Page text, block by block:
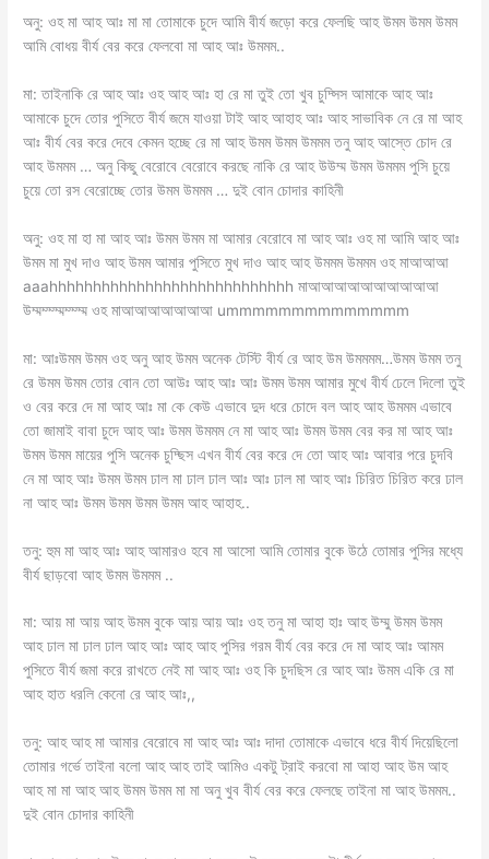
অনু: ওহ মা আহ আঃ মা মা তোমাকে চুদে আমি বীর্য জড়ো করে ফেলছি আহ উমম উমম উমম
আমি বোধয় বীর্য বের করে ফেলবো মা আহ আঃ উমমম..
মা: তাইনাকি রে আহ আঃ ওহ আহ আঃ হা রে মা তুই তো খুব চুদ্সিস আমাকে আহ আঃ
আমাকে চুদে তোর পুসিতে বীর্য জমে যাওয়া টাই আহ আহাহ আঃ আহ সাভাবিক নে রে মা আহ
আঃ বীর্য বের করে দেবে কেমন হচ্ছে রে মা আহ উমম উমম উমমম তনু আহ আস্তে চোদ রে
আহ উমমম … অনু কিছু বেরোবে বেরোবে করছে নাকি রে আহ উউম্ম উমম উমমম পুসি চুয়ে
চুয়ে তো রস বেরোচ্ছে তোর উমম উমমম … দুই বোন চোদার কাহিনী
অনু: ওহ মা হা মা আহ আঃ উমম উমম মা আমার বেরোবে মা আহ আঃ ওহ মা আমি আহ আঃ
উমম মা মুখ দাও আহ উমম আমার পুসিতে মুখ দাও আহ আহ উমমম উমমম ওহ মাআআআ
aaahhhhhhhhhhhhhhhhhhhhhhhhhhhh মাআআআআআআআআআআ
উম্মম্ম্ম্মম্ম্ম্ম ওহ মাআআআআআআআ ummmmmmmmmmmmmm
মা: আঃউমম উমম ওহ অনু আহ উমম অনেক টেস্টি বীর্য রে আহ উম উমমমম…উমম উমম তনু
রে উমম উমম তোর বোন তো আউঃ আহ আঃ আঃ উমম উমম আমার মুখে বীর্য ঢেলে দিলো তুই
ও বের করে দে মা আহ আঃ মা কে কেউ এভাবে দুদ ধরে চোদে বল আহ আহ উমমম এভাবে
তো জামাই বাবা চুদে আহ আঃ উমম উমমম নে মা আহ আঃ উমম উমম বের কর মা আহ আঃ
উমম উমম মায়ের পুসি অনেক চুদ্ছিস এখন বীর্য বের করে দে তো আহ আঃ আবার পরে চুদবি
নে মা আহ আঃ উমম উমম ঢাল মা ঢাল ঢাল আঃ আঃ ঢাল মা আহ আঃ চিরিত চিরিত করে ঢাল
না আহ আঃ উমম উমম উমম উমম আহ আহাহ..
তনু: হুম মা আহ আঃ আহ আমারও হবে মা আসো আমি তোমার বুকে উঠে তোমার পুসির মধ্যে
বীর্য ছাড়বো আহ উমম উমমম ..
মা: আয় মা আয় আহ উমম বুকে আয় আয় আঃ ওহ তনু মা আহা হাঃ আহ উম্মু উমম উমম
আহ ঢাল মা ঢাল ঢাল আহ আঃ আহ আহ পুসির গরম বীর্য বের করে দে মা আহ আঃ আমম
পুসিতে বীর্য জমা করে রাখতে নেই মা আহ আঃ ওহ কি চুদছিস রে আহ আঃ উমম একি রে মা
আহ হাত ধরলি কেনো রে আহ আঃ,,
তনু: আহ আহ মা আমার বেরোবে মা আহ আঃ আঃ দাদা তোমাকে এভাবে ধরে বীর্য দিয়েছিলো
তোমার গর্ভে তাইনা বলো আহ আহ তাই আমিও একটু ট্রাই করবো মা আহা আহ উম আহ
আহ মা মা আহ আহ উমম উমম মা মা অনু খুব বীর্য বের করে ফেলছে তাইনা মা আহ উমমম..
দুই বোন চোদার কাহিনী